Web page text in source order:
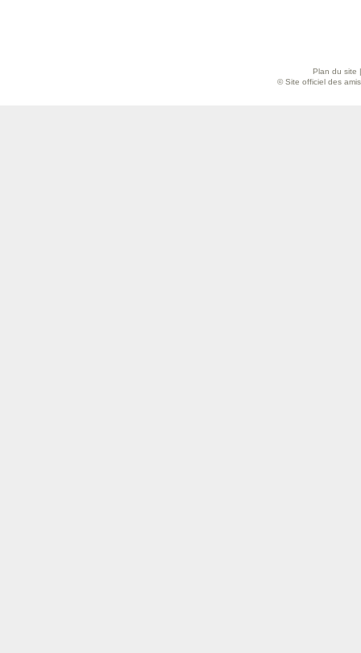
Plan du site
© Site officiel des